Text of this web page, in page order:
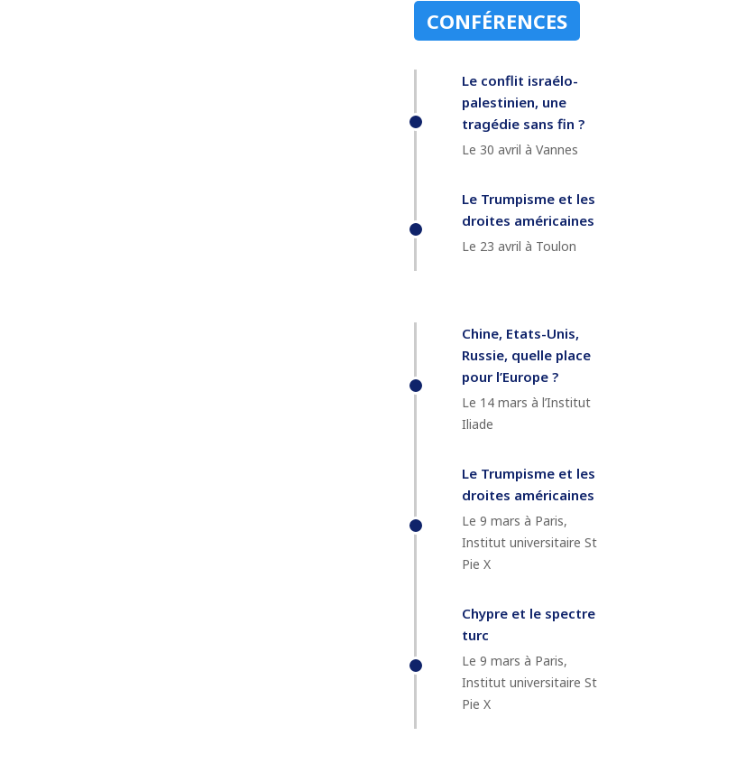
CONFÉRENCES
Le conflit israélo-
palestinien, une
tragédie sans fin ?
Le 30 avril à Vannes
Le Trumpisme et les
droites américaines
Le 23 avril à Toulon
Chine, Etats-Unis,
Russie, quelle place
pour l’Europe ?
Le 14 mars à l’Institut
Iliade
Le Trumpisme et les
droites américaines
Le 9 mars à Paris,
Institut universitaire St
Pie X
Chypre et le spectre
turc
Le 9 mars à Paris,
Institut universitaire St
Pie X